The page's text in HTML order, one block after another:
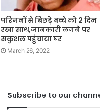
परिजनों से बिछड़े बच्चे को 2 दिन
रखा साथ,जानकारी लगने पर
सकुशल पहुंचाया घर
March 26, 2022
Subscribe to our